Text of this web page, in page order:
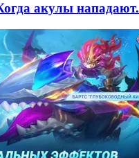
акулы нападают.